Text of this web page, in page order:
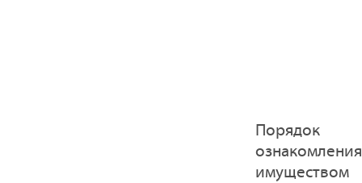
Порядок
имуществом